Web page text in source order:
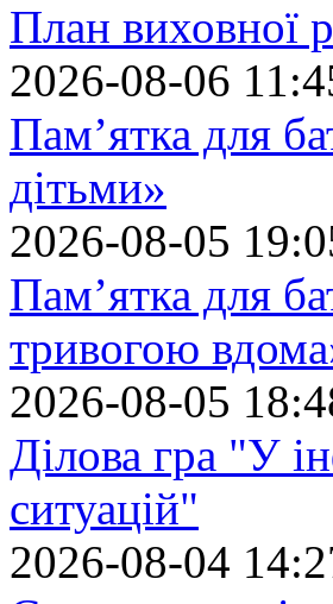
План виховної
2026-08-06
Пам’ятка для
дітьми»
2026-08-05
Пам’ятка для
тривогою
2026-08-05
Ділова гра "У
ситуацій"
2026-08-04